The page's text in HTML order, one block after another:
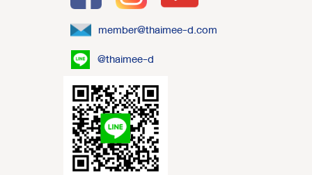
member@thaimee-d.com
@thaimee-d